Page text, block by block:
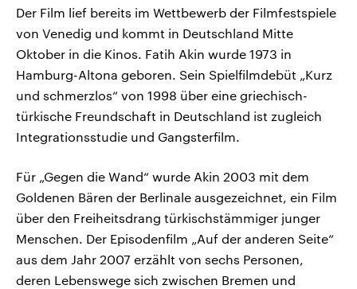
Der Film lief bereits im Wettbewerb der Filmfestspiele
von Venedig und kommt in Deutschland Mitte
Oktober in die Kinos. Fatih Akin wurde 1973 in
Hamburg-Altona geboren. Sein Spielfilmdebüt „Kurz
und schmerzlos“ von 1998 über eine griechisch-
türkische Freundschaft in Deutschland ist zugleich
Integrationsstudie und Gangsterfilm.
Für „Gegen die Wand“ wurde Akin 2003 mit dem
Goldenen Bären der Berlinale ausgezeichnet, ein Film
über den Freiheitsdrang türkischstämmiger junger
Menschen. Der Episodenfilm „Auf der anderen Seite“
aus dem Jahr 2007 erzählt von sechs Personen,
deren Lebenswege sich zwischen Bremen und